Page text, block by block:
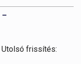
-
Utolsó frissítés: